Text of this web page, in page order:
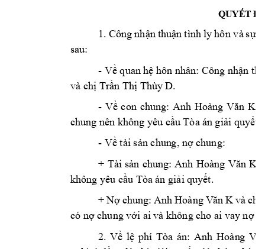
QUYẾT
1. Công nhận thuận tình ly hôn và sự
sau:
- Về quan hệ hôn nhân: Công nhận
và chị Trần Thị Thùy D.
- Về con chung: Anh Hoàng Văn K
chung nên không yêu cầu Tòa án giải quyết
- Về tài sản chung, nợ chung:
+ Tài sản chung: Anh Hoàng Văn K
không yêu cầu Tòa án giải quyết.
+ Nợ chung: Anh Hoàng Văn Kvà ch
có nợ chung với ai và không cho ai vay nợ
2. Về lệ phí Tòa án: Anh Hoàng